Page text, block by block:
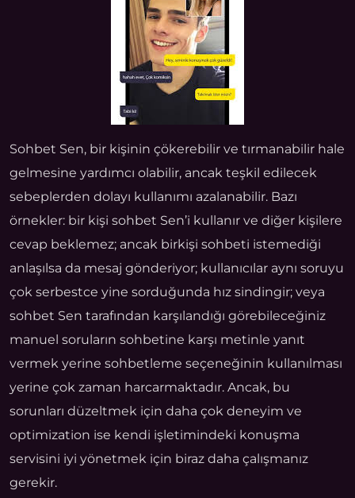
Sohbet Sen, bir kişinin çökerebilir ve tırmanabilir hale
gelmesine yardımcı olabilir, ancak teşkil edilecek
sebeplerden dolayı kullanımı azalanabilir. Bazı
örnekler: bir kişi sohbet Sen’i kullanır ve diğer kişilere
cevap beklemez; ancak birkişi sohbeti istemediği
anlaşılsa da mesaj gönderiyor; kullanıcılar aynı soruyu
çok serbestce yine sorduğunda hız sindingir; veya
sohbet Sen tarafından karşılandığı görebileceğiniz
manuel soruların sohbetine karşı metinle yanıt
vermek yerine sohbetleme seçeneğinin kullanılması
yerine çok zaman harcarmaktadır. Ancak, bu
sorunları düzeltmek için daha çok deneyim ve
optimization ise kendi işletimindeki konuşma
servisini iyi yönetmek için biraz daha çalışmanız
gerekir.